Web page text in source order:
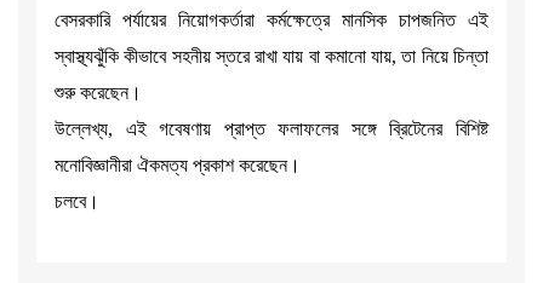
বেসরকারি পর্যায়ের নিয়োগকর্তারা কর্মক্ষেত্রে মানসিক চাপজনিত এই
স্বাস্থ্যঝুঁকি কীভাবে সহনীয় স্তরে রাখা যায় বা কমানো যায়, তা নিয়ে চিন্তা
শুরু করেছেন।
উল্লেখ্য, এই গবেষণায় প্রাপ্ত ফলাফলের সঙ্গে ব্রিটেনের বিশিষ্ট
মনোবিজ্ঞানীরা ঐকমত্য প্রকাশ করেছেন।
চলবে।